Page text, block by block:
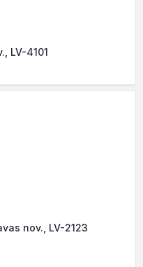
LV-4101
nov., LV-2123